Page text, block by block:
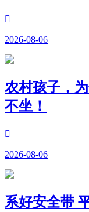

2026-08-06
农村孩子，
不坐！

2026-08-06
系好安全带